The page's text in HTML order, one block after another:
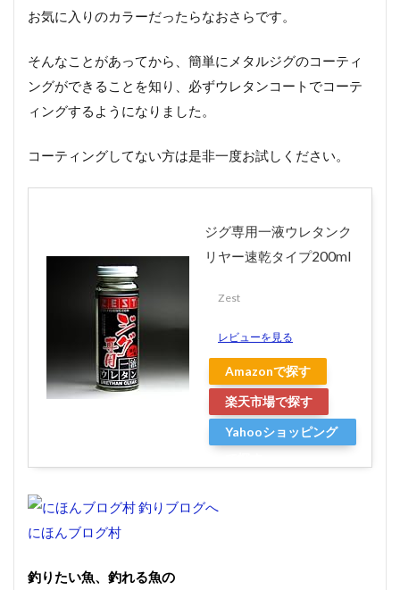
お気に入りのカラーだったらなおさらです。
そんなことがあってから、簡単にメタルジグのコーティ
ングができることを知り、必ずウレタンコートでコーテ
ィングするようになりました。
コーティングしてない方は是非一度お試しください。
ジグ専用一液ウレタンク
リヤー速乾タイプ200ml
Zest
レビューを見る
Amazonで探す
楽天市場で探す
Yahooショッピング
にほんブログ村
釣りたい魚、釣れる魚の